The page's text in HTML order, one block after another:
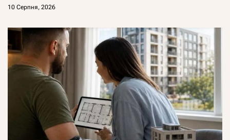
10 Серпня, 2026